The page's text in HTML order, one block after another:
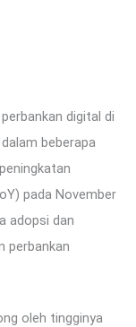
digital di
beberapa
pada November
adopsi dan
perbankan
oleh tingginya